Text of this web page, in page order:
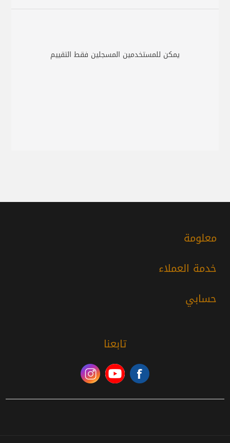
يمكن للمستخدمين المسجلين فقط التقييم
معلومة
خدمة العملاء
حسابي
تابعنا